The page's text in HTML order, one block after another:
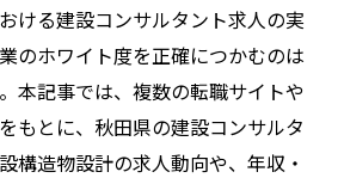
ける建設コンサルタント求人の実
のホワイト度を正確につかむのは
本記事では、複数の転職サイトや
もとに、秋田県の建設コンサルタ
構造物設計の求人動向や、年収・